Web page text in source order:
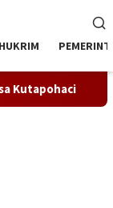
HUKRIM